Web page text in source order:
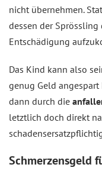
nicht übernehmen.
dessen der
Entschädigung
Das Kind kann also
genug Geld
dann durch die
letztlich doch direkt
Schmerzensgeld